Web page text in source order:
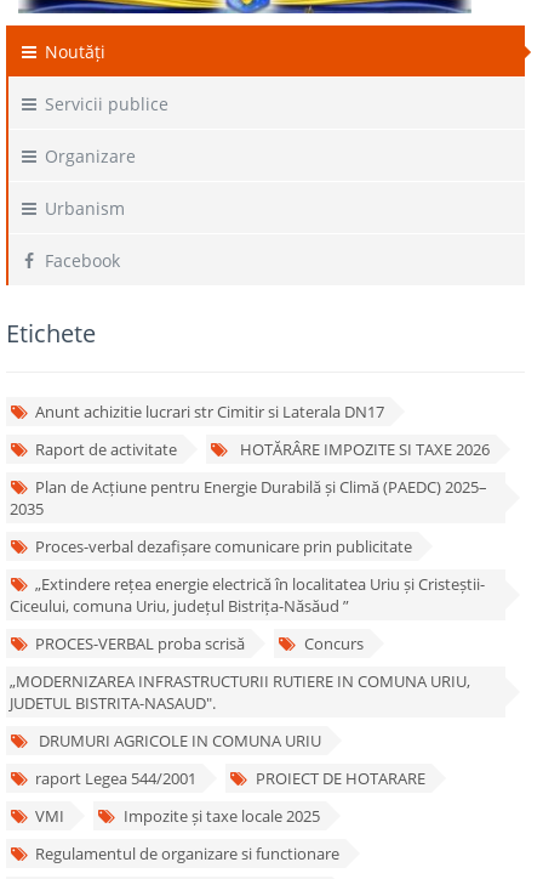
Noutăți
Servicii publice
Organizare
Urbanism
Facebook
Etichete
Anunt achizitie lucrari str Cimitir si Laterala DN17
Raport de activitate
HOTĂRÂRE IMPOZITE SI TAXE 2026
Plan de Acțiune pentru Energie Durabilă și Climă (PAEDC) 2025–
2035
Proces-verbal dezafișare comunicare prin publicitate
„Extindere rețea energie electrică în localitatea Uriu și Cristeștii-
Ciceului, comuna Uriu, județul Bistrița-Năsăud ”
PROCES-VERBAL proba scrisă
Concurs
„MODERNIZAREA INFRASTRUCTURII RUTIERE IN COMUNA URIU,
JUDETUL BISTRITA-NASAUD".
DRUMURI AGRICOLE IN COMUNA URIU
raport Legea 544/2001
PROIECT DE HOTARARE
VMI
Impozite și taxe locale 2025
Regulamentul de organizare si functionare